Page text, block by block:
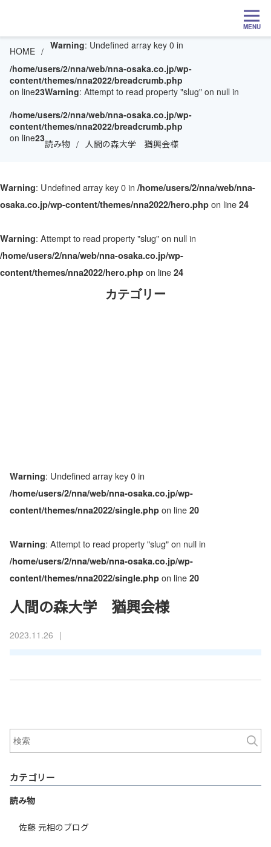
MENU
HOME Warning: Undefined array key 0 in
/home/users/2/nna/web/nna-osaka.co.jp/wp-
content/themes/nna2022/breadcrumb.php
on line23Warning: Attempt to read property "slug" on null in
/home/users/2/nna/web/nna-osaka.co.jp/wp-
content/themes/nna2022/breadcrumb.php
on line23読み物 人間の森大学 猶興会様
Warning: Undefined array key 0 in /home/users/2/nna/web/nna-
osaka.co.jp/wp-content/themes/nna2022/hero.php on line 24
Warning: Attempt to read property "slug" on null in
/home/users/2/nna/web/nna-osaka.co.jp/wp-
content/themes/nna2022/hero.php on line 24
カテゴリー
Warning: Undefined array key 0 in
/home/users/2/nna/web/nna-osaka.co.jp/wp-
content/themes/nna2022/single.php on line 20
Warning: Attempt to read property "slug" on null in
/home/users/2/nna/web/nna-osaka.co.jp/wp-
content/themes/nna2022/single.php on line 20
人間の森大学 猶興会様
2023.11.26 |
カテゴリー
読み物
佐藤 元相のブログ